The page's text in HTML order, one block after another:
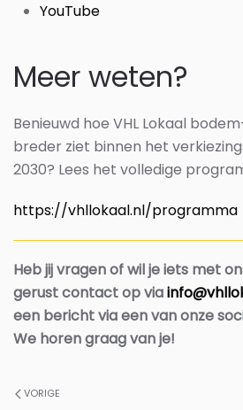
YouTube
Meer weten?
Benieuwd hoe VHL Lokaal
breder ziet binnen het
2030? Lees het volledige
https://vhllokaal.nl/programma
Heb jij vragen of wil je iets met
gerust contact op via
een bericht via een van onze
We horen graag van je!
VORIGE